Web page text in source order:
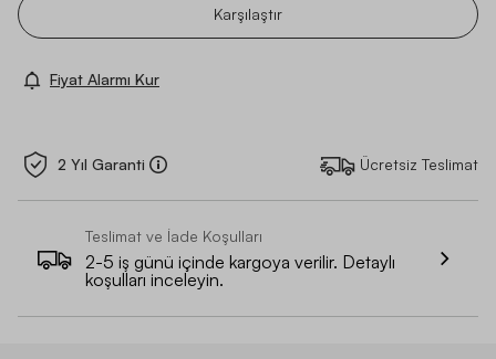
Karşılaştır
Fiyat Alarmı Kur
2 Yıl Garanti Ücretsiz Teslimat
Teslimat ve İade Koşulları
2-5 iş günü içinde kargoya verilir. Detaylı
koşulları inceleyin.